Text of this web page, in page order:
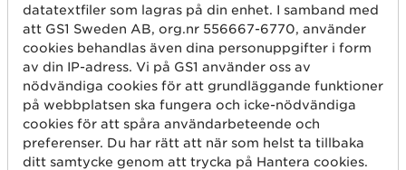
E-post*
Jag bekräftar att jag har tagit del av
integritetspolicyn
som beskriver GS1 Swedens
behandling av mina personuppgifter.
datatextfiler som lagras på din enhet. I samband med
att GS1 Sweden AB, org.nr 556667-6770, använder
cookies behandlas även dina personuppgifter i form
av din IP-adress. Vi på GS1 använder oss av
nödvändiga cookies för att grundläggande funktioner
på webbplatsen ska fungera och icke-nödvändiga
cookies för att spåra användarbeteende och
preferenser. Du har rätt att när som helst ta tillbaka
ditt samtycke genom att trycka på Hantera cookies.